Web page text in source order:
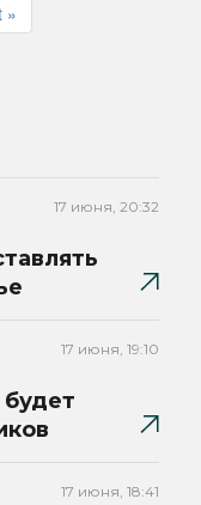
»
17 июня, 20:32
17 июня, 19:10
17 июня, 18:41